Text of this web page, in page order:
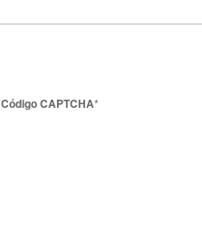
Código CAPTCHA*